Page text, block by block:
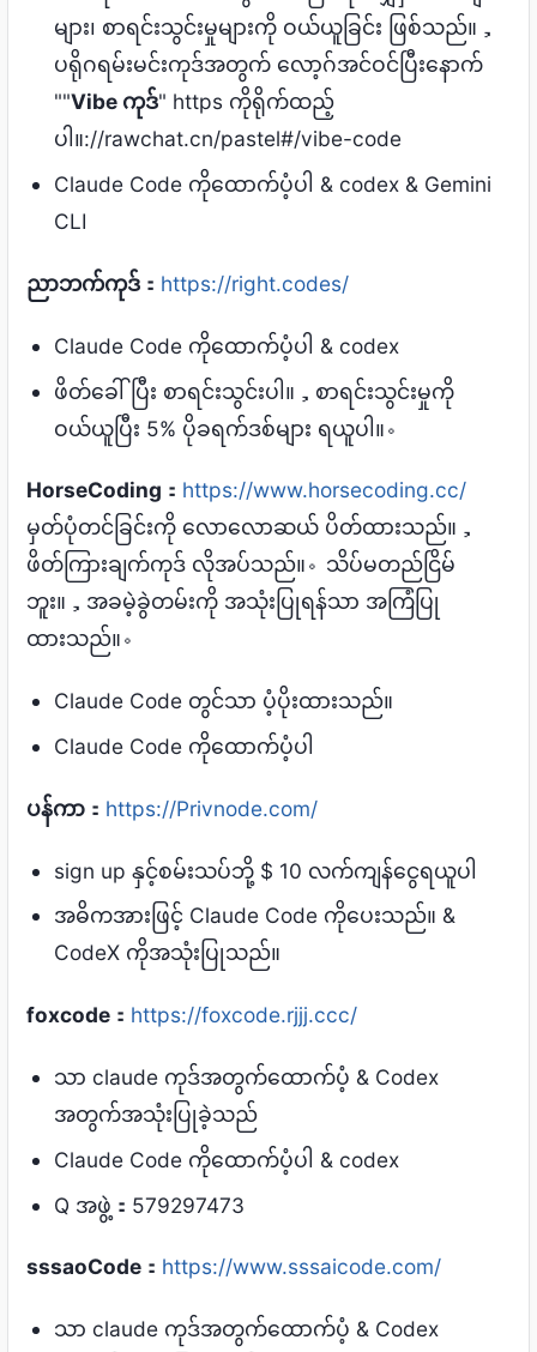
များ၊ စာရင်းသွင်းမှုများကို ဝယ်ယူခြင်း ဖြစ်သည်။，
ပရိုဂရမ်းမင်းကုဒ်အတွက် လော့ဂ်အင်ဝင်ပြီးနောက်
""Vibe ကုဒ်" https ကိုရိုက်ထည့်
ပါ။://rawchat.cn/pastel#/vibe-code
Claude Code ကိုထောက်ပံ့ပါ & codex & Gemini
CLI
ညာဘက်ကုဒ်： https://right.codes/
Claude Code ကိုထောက်ပံ့ပါ & codex
ဖိတ်ခေါ်ပြီး စာရင်းသွင်းပါ။，စာရင်းသွင်းမှုကို
ဝယ်ယူပြီး 5% ပိုခရက်ဒစ်များ ရယူပါ။。
HorseCoding ： https://www.horsecoding.cc/
မှတ်ပုံတင်ခြင်းကို လောလောဆယ် ပိတ်ထားသည်။，
ဖိတ်ကြားချက်ကုဒ် လိုအပ်သည်။。သိပ်မတည်ငြိမ်
ဘူး။，အခမဲ့ခွဲတမ်းကို အသုံးပြုရန်သာ အကြံပြု
ထားသည်။。
Claude Code တွင်သာ ပံ့ပိုးထားသည်။
Claude Code ကိုထောက်ပံ့ပါ
ပန်ကာ： https://Privnode.com/
sign up နှင့်စမ်းသပ်ဘို့ $ 10 လက်ကျန်ငွေရယူပါ
အဓိကအားဖြင့် Claude Code ကိုပေးသည်။ &
CodeX ကိုအသုံးပြုသည်။
foxcode： https://foxcode.rjjj.ccc/
သာ claude ကုဒ်အတွက်ထောက်ပံ့ & Codex
အတွက်အသုံးပြုခဲ့သည်
Claude Code ကိုထောက်ပံ့ပါ & codex
Q အဖွဲ့：579297473
sssaoCode： https://www.sssaicode.com/
သာ claude ကုဒ်အတွက်ထောက်ပံ့ & Codex